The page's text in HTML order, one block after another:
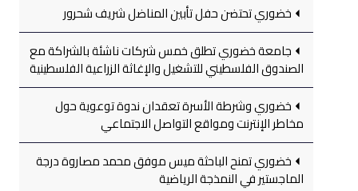
خضوري تحتضن حفل تأبين المناضل شريف شحرور
جامعة خضوري تطلق خمس شركات ناشئة بالشراكة مع
الصندوق الفلسطيني للتشغيل والإغاثة الزراعية الفلسطينية
خضوري وشرطة الأسرة تعقدان ندوة توعوية حول
مخاطر الإنترنت ومواقع التواصل الاجتماعي
خضوري تمنح الباحثة ميس موفق محمد مصاروة درجة
الماجستير في النمذجة الرياضية